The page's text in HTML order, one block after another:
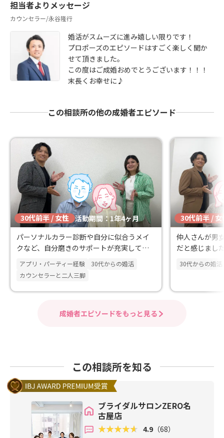
担当者よりメッセージ
カウンセラー/永谷隆行
婚活がスムーズに進み嬉しい限りです！
プロポーズのエピソードはすごく楽しく聞か
せて頂きました。
この度はご成婚おめでとうございます！！！
末長くお幸せに♪
この相談所の他の成婚者エピソード
30代前半 / 女性 活動期間：1年4ヶ月
パーソナルカラー診断や自分に似合うメイ
クなど、自分磨きのサポートが充実してい
る点に魅力を感じました。
アプリ・パーティー経験
30代からの婚活
カウンセラーと二人三脚
30代前半 / 女
仲人さんが男
だと感じまし
30代からの婚活
成婚者エピソードをもっと見る
この相談所を知る
ブライダルサロンZERO名
古屋店
4.9 （68）